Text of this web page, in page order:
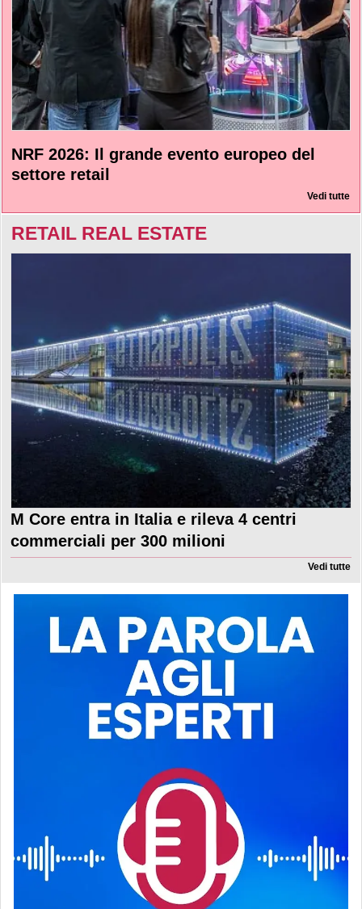
NRF 2026: Il grande evento europeo del
settore retail
Vedi tutte
RETAIL REAL ESTATE
M Core entra in Italia e rileva 4 centri
commerciali per 300 milioni
Vedi tutte